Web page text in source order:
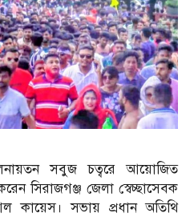
সবুজ চত্বরে আয়োজিত
সিরাজগঞ্জ জেলা স্বেচ্ছাসেবক
কায়েস। সভায় প্রধান অতিথি